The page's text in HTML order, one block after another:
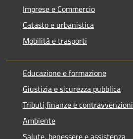
Imprese e Commercio
Catasto e urbanistica
Mobilità e trasporti
Educazione e formazione
Giustizia e sicurezza pubblica
Tributi,finanze e contravvenzioni
Ambiente